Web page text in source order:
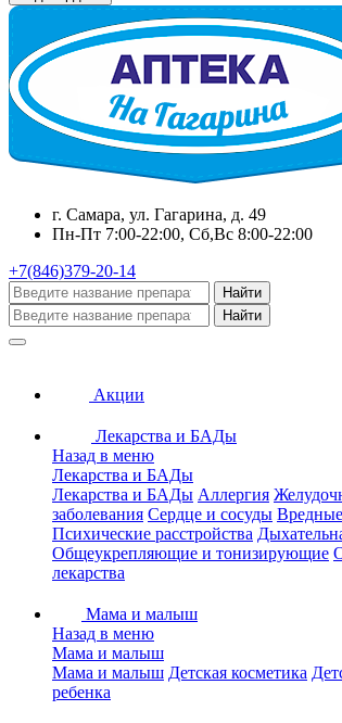
г. Самара, ул. Гагарина, д. 49
Пн-Пт 7:00-22:00, Сб,Вс 8:00-22:00
+7(846)379-20-14
Найти
Найти
Акции
Лекарства и БАДы
Назад в меню
Лекарства и БАДы
Лекарства и БАДы Аллергия
заболевания Сердце и сосуды
Психические расстройства
Общеукрепляющие и тонизирующие
лекарства
Мама и малыш
Назад в меню
Мама и малыш
Мама и малыш Детская косметика
ребенка